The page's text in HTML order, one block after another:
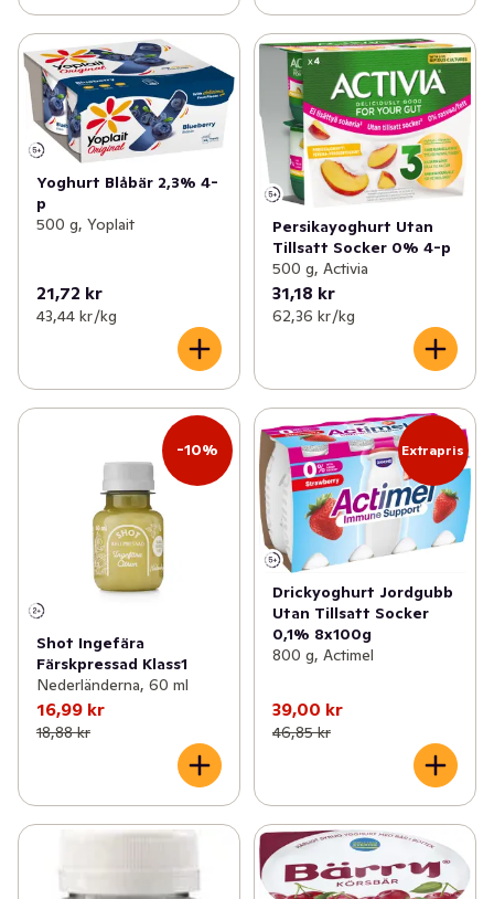
Yoghurt Blåbär 2,3% 4-
p
500 g, Yoplait
21,72 kr
43,44 kr /kg
Persikayoghurt Utan
Tillsatt Socker 0% 4-p
500 g, Activia
31,18 kr
62,36 kr /kg
-10%
Shot Ingefära
Färskpressad Klass1
Nederländerna, 60 ml
16,99 kr
18,88 kr
Extrapris
Drickyoghurt Jordgubb
Utan Tillsatt Socker
0,1% 8x100g
800 g, Actimel
39,00 kr
46,85 kr